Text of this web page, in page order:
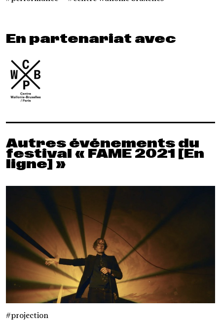
En partenariat avec
Autres événements du
festival « FAME 2021 [En
ligne] »
projection